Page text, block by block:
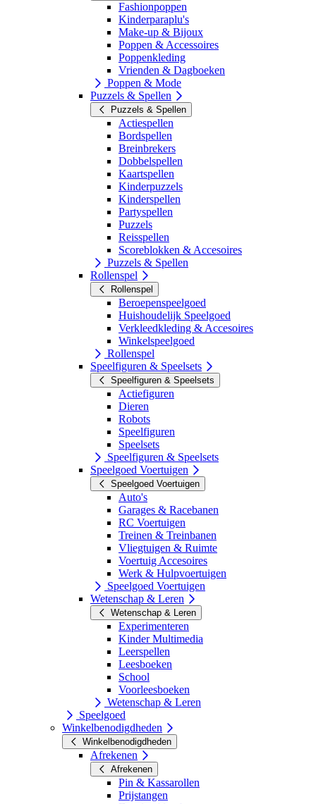
Fashionpoppen
Kinderparaplu's
Make-up & Bijoux
Poppen & Accessoires
Poppenkleding
Vrienden & Dagboeken
Poppen & Mode
Puzzels & Spellen
Puzzels & Spellen
Actiespellen
Bordspellen
Breinbrekers
Dobbelspellen
Kaartspellen
Kinderpuzzels
Kinderspellen
Partyspellen
Puzzels
Reisspellen
Scoreblokken & Accesoires
Puzzels & Spellen
Rollenspel
Rollenspel
Beroepenspeelgoed
Huishoudelijk Speelgoed
Verkleedkleding & Accesoires
Winkelspeelgoed
Rollenspel
Speelfiguren & Speelsets
Speelfiguren & Speelsets
Actiefiguren
Dieren
Robots
Speelfiguren
Speelsets
Speelfiguren & Speelsets
Speelgoed Voertuigen
Speelgoed Voertuigen
Auto's
Garages & Racebanen
RC Voertuigen
Treinen & Treinbanen
Vliegtuigen & Ruimte
Voertuig Accesoires
Werk & Hulpvoertuigen
Speelgoed Voertuigen
Wetenschap & Leren
Wetenschap & Leren
Experimenteren
Kinder Multimedia
Leerspellen
Leesboeken
School
Voorleesboeken
Wetenschap & Leren
Speelgoed
Winkelbenodigdheden
Winkelbenodigdheden
Afrekenen
Afrekenen
Pin & Kassarollen
Prijstangen